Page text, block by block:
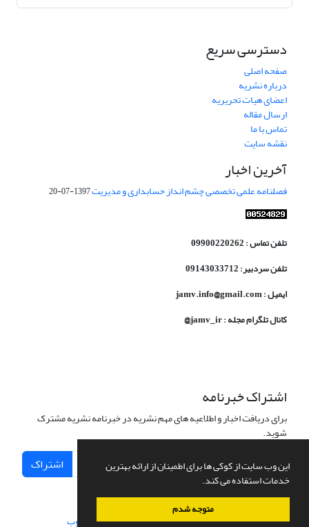
این وب سایت از کوکی ها برای اطمینان از ارائه بهترین
خدمات استفاده می کند.
متوجه شدم
دسترسی سریع
صفحه اصلی
درباره نشریه
اعضای هیات تحریریه
ارسال مقاله
تماس با ما
نقشه سایت
آخرین اخبار
فصلنامه علمی تخصصی چشم انداز حسابداری و مدیریت1397-07-20
تلفن تماس : 09900220262
تلفن سردبیر: 09143033712
ایمیل : jamv.info@gmail.com
کانال تلگرام مجله : jamv_ir@
اشتراک خبرنامه
برای دریافت اخبار و اطلاعیه های مهم نشریه در خبرنامه نشریه مشترک
شوید.
اشتراک
سامانه مدیریت نشریات علمی.طراحی و پیاده سازی از سیناوب